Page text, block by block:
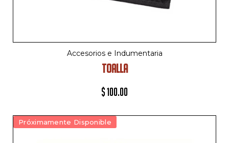
Accesorios e Indumentaria
TOALLA
$100.00
Próximamente Disponible